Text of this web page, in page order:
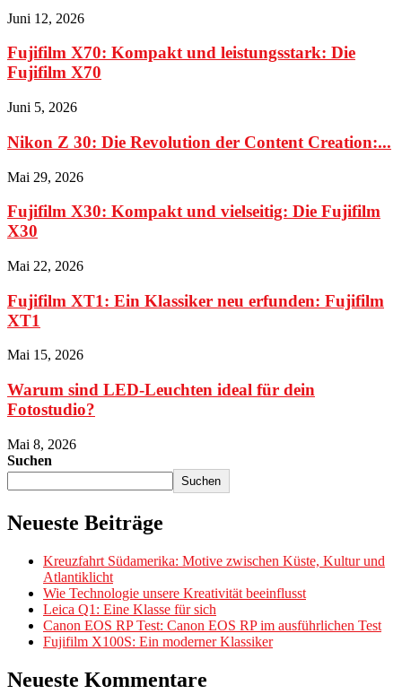
Juni 12, 2026
Fujifilm X70: Kompakt und leistungsstark: Die
Fujifilm X70
Juni 5, 2026
Nikon Z 30: Die Revolution der Content Creation:...
Mai 29, 2026
Fujifilm X30: Kompakt und vielseitig: Die Fujifilm
X30
Mai 22, 2026
Fujifilm XT1: Ein Klassiker neu erfunden: Fujifilm
XT1
Mai 15, 2026
Warum sind LED-Leuchten ideal für dein
Fotostudio?
Mai 8, 2026
Suchen
Suchen
Neueste Beiträge
Kreuzfahrt Südamerika: Motive zwischen Küste, Kultur und
Atlantiklicht
Wie Technologie unsere Kreativität beeinflusst
Leica Q1: Eine Klasse für sich
Canon EOS RP Test: Canon EOS RP im ausführlichen Test
Fujifilm X100S: Ein moderner Klassiker
Neueste Kommentare